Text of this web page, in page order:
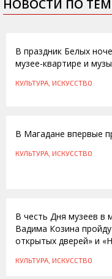
НОВОСТИ ПО
В праздник Белых
музее-квартире и
КУЛЬТУРА, ИСКУССТВО
В Магадане впервые
КУЛЬТУРА, ИСКУССТВО
В честь Дня музеев в
Вадима Козина
открытых дверей» и
КУЛЬТУРА, ИСКУССТВО